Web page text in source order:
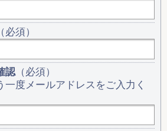
（必須）
認（必須）
度メールアドレスをご入力く